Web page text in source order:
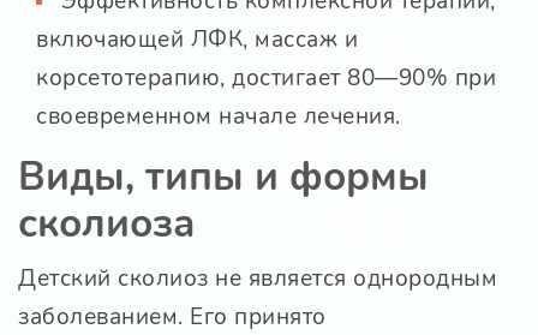
включающей ЛФК, массаж и
корсетотерапию, достигает 80—90% при
своевременном начале лечения.
Виды, типы и формы
сколиоза
Детский сколиоз не является однородным
заболеванием. Его принято